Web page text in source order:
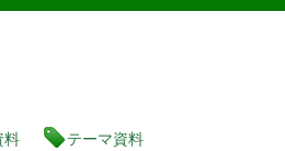
図書館 蔵書検索・予約システム
料 テーマ資料